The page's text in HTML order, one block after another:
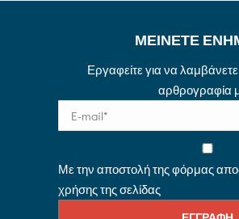
ΜΕΙΝΕΤΕ
Εργαφείτε για να
αρθρογραφία
Με την αποστολή της φόρμας
χρήσης της σελίδας